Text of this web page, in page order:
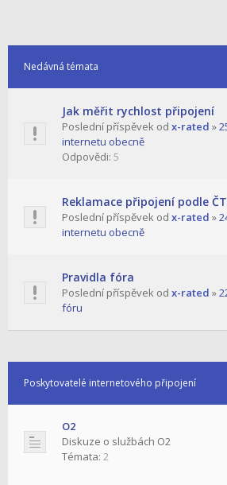
Nedávná témata
Jak měřit rychlost připojení
Poslední příspěvek od x-rated »
internetu obecně
Odpovědi: 5
Reklamace připojení podle
Poslední příspěvek od x-rated »
internetu obecně
Pravidla fóra
Poslední příspěvek od x-rated »
fóru
Poskytovatelé internetového připojení
O2
Diskuze o službách O2
Témata: 2